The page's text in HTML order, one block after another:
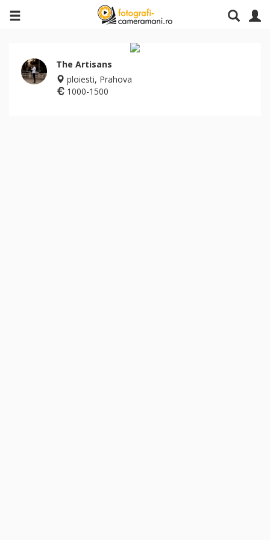
The Artisans
ploiesti, Prahova
1000-1500